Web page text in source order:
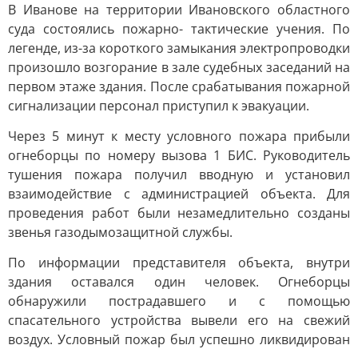
В Иванове на территории Ивановского областного
суда состоялись пожарно- тактические учения. По
легенде, из-за короткого замыкания электропроводки
произошло возгорание в зале судебных заседаний на
первом этаже здания. После срабатывания пожарной
сигнализации персонал приступил к эвакуации.
Через 5 минут к месту условного пожара прибыли
огнеборцы по номеру вызова 1 БИС. Руководитель
тушения пожара получил вводную и установил
взаимодействие с администрацией объекта. Для
проведения работ были незамедлительно созданы
звенья газодымозащитной службы.
По информации представителя объекта, внутри
здания оставался один человек. Огнеборцы
обнаружили пострадавшего и с помощью
спасательного устройства вывели его на свежий
воздух. Условный пожар был успешно ликвидирован